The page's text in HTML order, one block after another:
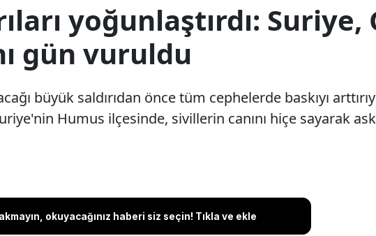
yoğunlaştırdı: Suriye,
gün vuruldu
büyük saldırıdan önce tüm cephelerde baskıyı
Humus ilçesinde, sivillerin canını hiçe sayarak
okuyacağınız haberi siz seçin! Tıkla ve ekle